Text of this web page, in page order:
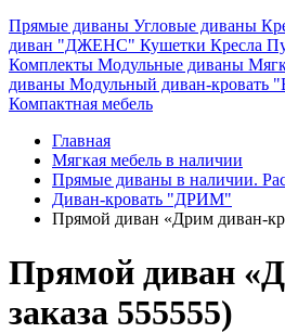
Прямые диваны Угловые диваны
диван "ДЖЕНС" Кушетки Кресла
Комплекты Модульные диваны
диваны Модульный диван-кровать
Компактная мебель
Главная
Мягкая мебель в наличии
Прямые диваны в наличии.
Диван-кровать "ДРИМ"
Прямой диван «Дрим диван-
Прямой диван
заказа 555555)